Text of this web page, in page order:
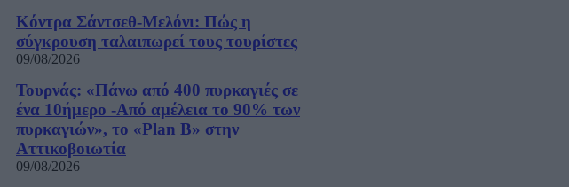
Κόντρα Σάντσεθ-Μελόνι: Πώς η
σύγκρουση ταλαιπωρεί τους τουρίστες
09/08/2026
Τουρνάς: «Πάνω από 400 πυρκαγιές σε
ένα 10ήμερο -Από αμέλεια το 90% των
πυρκαγιών», το «Plan B» στην
Αττικοβοιωτία
09/08/2026